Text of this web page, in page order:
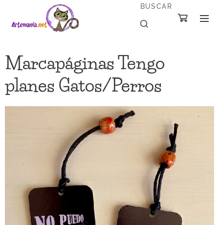
BUSCAR
Marcapáginas Tengo
planes Gatos/Perros